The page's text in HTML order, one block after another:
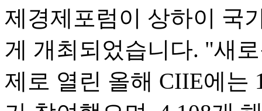
제경제포럼이 상하이 국
게 개최되었습니다. "새
제로 열린 올해 CIIE에는